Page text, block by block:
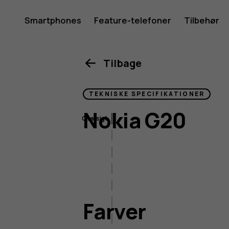
Nokia
G20
Smartphones Feature-telefoner Tilbehør
Oversigt
Batteri og opladning
Tilbage
TEKNISKE SPECIFIKATIONER
Nokia G20
Farver